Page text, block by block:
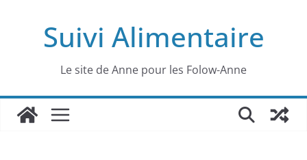
Suivi Alimentaire
Le site de Anne pour les Folow-Anne